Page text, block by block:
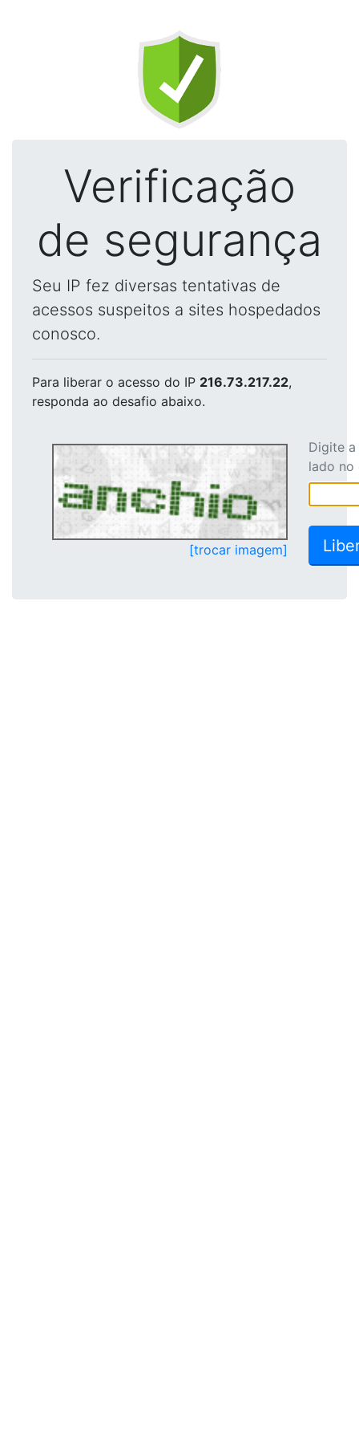
Verificação
de segurança
Seu IP fez diversas tentativas de
acessos suspeitos a sites hospedados
conosco.
Para liberar o acesso do IP 216.73.217.22,
responda ao desafio abaixo.
[trocar imagem]
Digite
lado no